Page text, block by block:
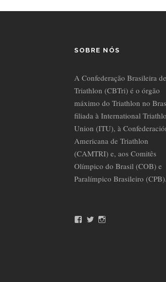
SOBRE NÓS
A Confederação Brasileira de
Triathlon (CBTri) é o órgão
máximo do Triathlon no
filiada à International
Union (ITU), à
Americana de Triathlon
(CAMTRI) e, aos Comitês
Olímpico do Brasil (COB) e
Paralímpico Brasileiro (CPB).
T